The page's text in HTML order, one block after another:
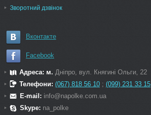
Зворотний дзвінок
Вконтакте
Facebook
Адреса: м. Дніпро, вул. Княгині Ольги, 22
Телефони: (067) 818 56 10 ; (099) 231 33 15
E-mail: info@napolke.com.ua
Skype: na_polke